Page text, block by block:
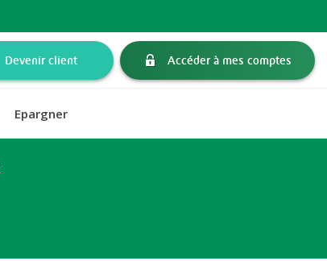
Devenir client Accéder à mes comptes
Epargner